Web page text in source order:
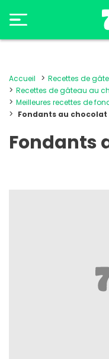
Accueil
Recettes de
Recettes de gâteau au
Meilleures recettes de
Fondants au
Fondants